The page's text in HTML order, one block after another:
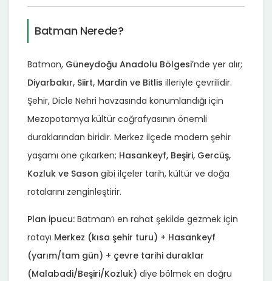
Batman Nerede?
Batman, Güneydoğu Anadolu Bölgesi’nde yer alır;
Diyarbakır, Siirt, Mardin ve Bitlis illeriyle çevrilidir.
Şehir, Dicle Nehri havzasında konumlandığı için
Mezopotamya kültür coğrafyasının önemli
duraklarından biridir. Merkez ilçede modern şehir
yaşamı öne çıkarken; Hasankeyf, Beşiri, Gercüş,
Kozluk ve Sason gibi ilçeler tarih, kültür ve doğa
rotalarını zenginleştirir.
Plan ipucu: Batman’ı en rahat şekilde gezmek için
rotayı Merkez (kısa şehir turu) + Hasankeyf
(yarım/tam gün) + çevre tarihi duraklar
(Malabadi/Beşiri/Kozluk) diye bölmek en doğru